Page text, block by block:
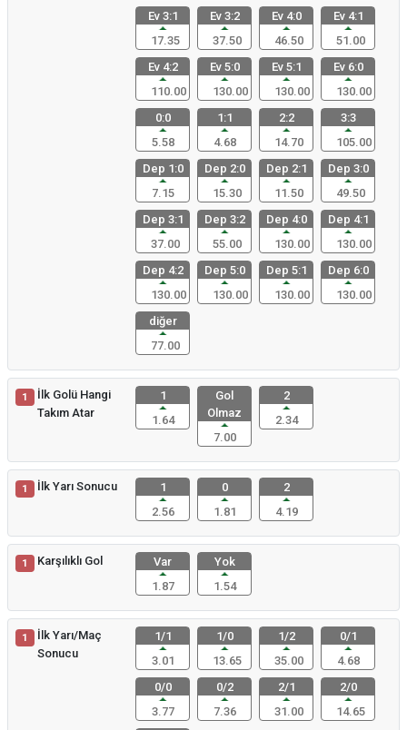
Ev 3:1
17.35
Ev 3:2
37.50
Ev 4:0
46.50
Ev 4:1
51.00
Ev 4:2
110.00
Ev 5:0
130.00
Ev 5:1
130.00
Ev 6:0
130.00
0:0
5.58
1:1
4.68
2:2
14.70
3:3
105.00
Dep 1:0
7.15
Dep 2:0
15.30
Dep 2:1
11.50
Dep 3:0
49.50
Dep 3:1
37.00
Dep 3:2
55.00
Dep 4:0
130.00
Dep 4:1
130.00
Dep 4:2
130.00
Dep 5:0
130.00
Dep 5:1
130.00
Dep 6:0
130.00
diğer
77.00
1
İlk Golü Hangi
Takım Atar
1
1.64
Gol
Olmaz
7.00
2
2.34
1 İlk Yarı Sonucu
1
2.56
0
1.81
2
4.19
1 Karşılıklı Gol
Var
1.87
Yok
1.54
1
İlk Yarı/Maç
Sonucu
1/1
3.01
1/0
13.65
1/2
35.00
0/1
4.68
0/0
3.77
0/2
7.36
2/1
31.00
2/0
14.65